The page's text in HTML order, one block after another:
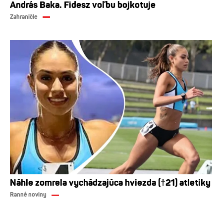
András Baka. Fidesz voľbu bojkotuje
Zahraničie
Náhle zomrela vychádzajúca hviezda (†21) atletiky
Ranné noviny